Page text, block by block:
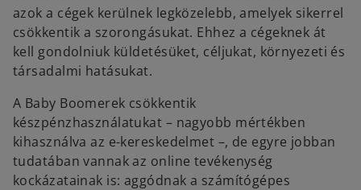
azok a cégek kerülnek legközelebb, amelyek sikerrel
csökkentik a szorongásukat. Ehhez a cégeknek át
kell gondolniuk küldetésüket, céljukat, környezeti és
társadalmi hatásukat.
A Baby Boomerek csökkentik
készpénzhasználatukat – nagyobb mértékben
kihasználva az e-kereskedelmet –, de egyre jobban
tudatában vannak az online tevékenység
kockázatainak is: aggódnak a számítógépes